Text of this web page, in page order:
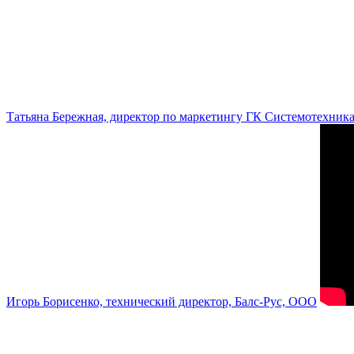
Татьяна Бережная, директор по маркетингу ГК Системотехника
Игорь Борисенко, технический директор, Балс-Рус, ООО